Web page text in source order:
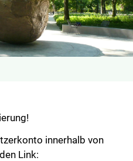
innerhalb von
Link: